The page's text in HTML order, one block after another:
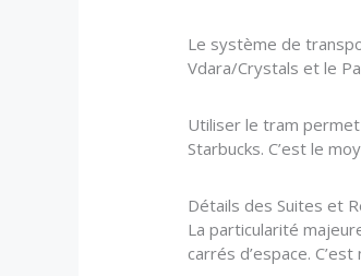
Le système de
Vdara/Crystals et le
Utiliser le tram permet
Starbucks. C’est le
Détails des Suites et
La particularité
carrés d’espace.